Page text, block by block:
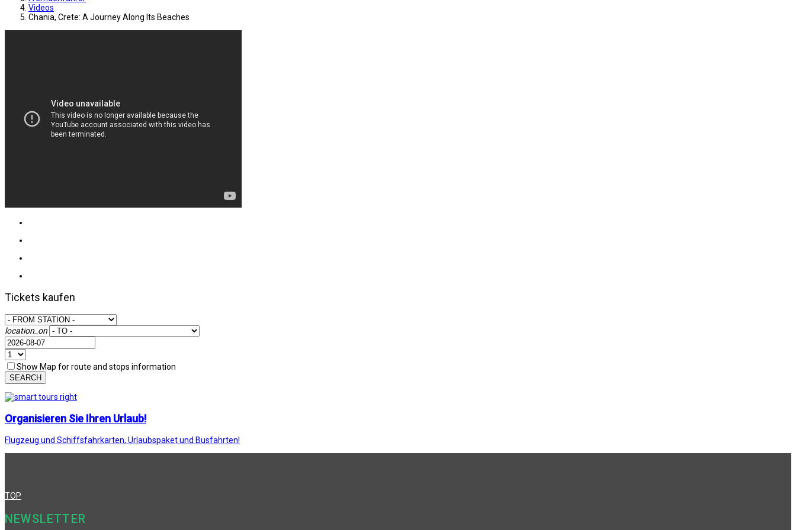
Videos
Chania, Crete: A Journey Along Its Beaches
Tickets kaufen
location_on
Show Map for route and stops information
SEARCH
Organisieren Sie Ihren Urlaub!
Flugzeug und Schiffsfahrkarten, Urlaubspaket und Busfahrten!
TOP
NEWSLETTER